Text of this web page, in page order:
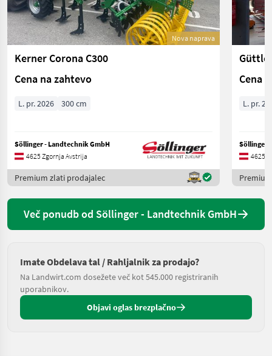
Nova naprava
Kerner Corona C300
Cena na zahtevo
L. pr. 2026 300 cm
Söllinger - Landtechnik GmbH
4625 Zgornja Avstrija
Premium zlati prodajalec
Cena
L. pr.
Söllinger
4625
Več ponudb od Söllinger - Landtechnik GmbH
Imate Obdelava tal / Rahljalnik za prodajo?
Na Landwirt.com dosežete več kot 545.000 registriranih
uporabnikov.
Objavi oglas brezplačno